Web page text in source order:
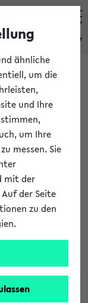
eKVV
Ihre Sitzung
die weiteren
einer
Sie hier
ähnliche
um die
und Ihre
um Ihre
messen. Sie
mit der
der Seite
zu den